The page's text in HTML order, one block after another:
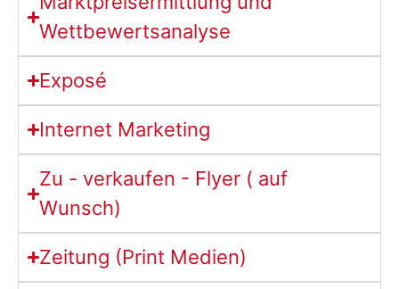
Wettbewertsanalyse
Exposé
Internet Marketing
Zu - verkaufen - Flyer ( auf
Wunsch)
Zeitung (Print Medien)